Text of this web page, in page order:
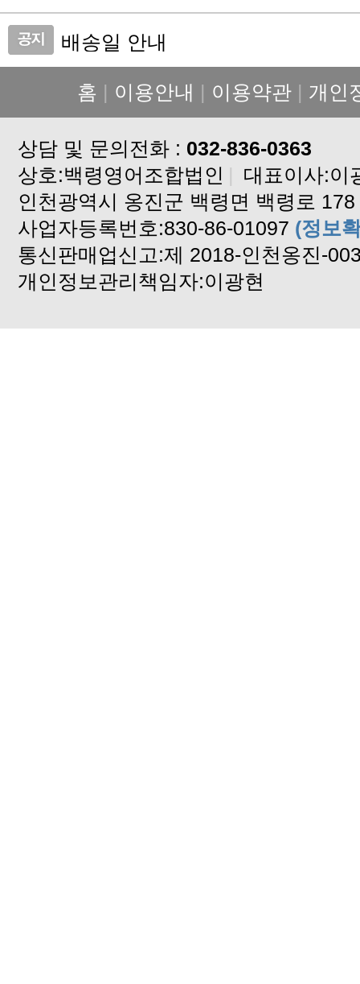
배송일 안내
가격 인상 안내
설연휴 배송중단 안내입니다
배송지연안내
배송지연안내입니다
고구마 배송안내
백령도 알이꽉찬 꽃게 판매합니다
2024년도 자연산 햇 돌미역
설 연휴 배송중단합니다
기상악화 배송중단
홈 | 이용안내 | 이용약관 | 개인
상담 및 문의전화 : 032-836-0363
상호:백령영어조합법인 | 대표이사:이
인천광역시 옹진군 백령면 백령로 178
사업자등록번호:830-86-01097 (정보
통신판매업신고:제 2018-인천옹진-
개인정보관리책임자:이광현